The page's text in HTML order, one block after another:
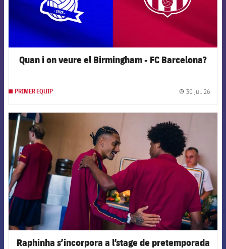
Quan i on veure el Birmingham - FC Barcelona?
PRIMER EQUIP 30 jul. 26
Raphinha s’incorpora a l’stage de pretemporada